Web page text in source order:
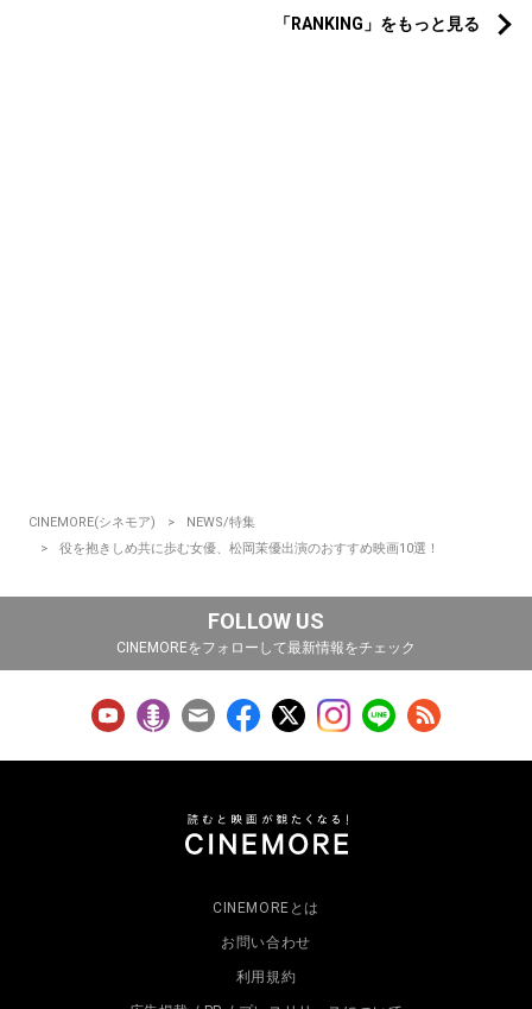
「RANKING」をもっと見る
CINEMORE(シネモア)
NEWS/特集
役を抱きしめ共に歩む女優、松岡茉優出演のおすすめ映画10選！
FOLLOW US
CINEMOREをフォローして最新情報をチェック
CINEMOREとは
お問い合わせ
利用規約